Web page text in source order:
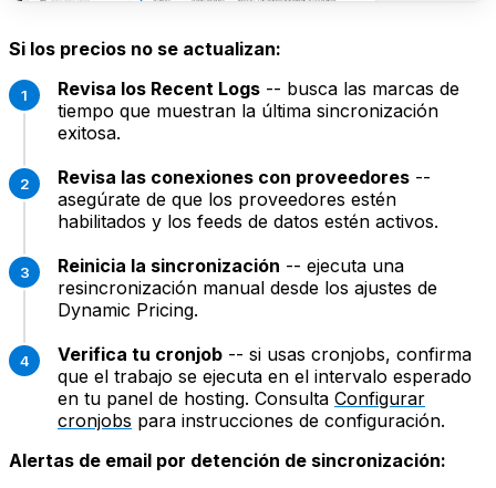
Si los precios no se actualizan:
Revisa los Recent Logs -- busca las marcas de
tiempo que muestran la última sincronización
exitosa.
Revisa las conexiones con proveedores --
asegúrate de que los proveedores estén
habilitados y los feeds de datos estén activos.
Reinicia la sincronización -- ejecuta una
resincronización manual desde los ajustes de
Dynamic Pricing.
Verifica tu cronjob -- si usas cronjobs, confirma
que el trabajo se ejecuta en el intervalo esperado
en tu panel de hosting. Consulta Configurar
cronjobs para instrucciones de configuración.
Alertas de email por detención de sincronización: